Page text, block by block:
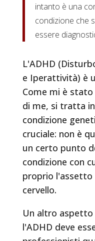
intanto è una
condizione che
essere
L'ADHD
e Iperattività) è
Come mi è
di me, si tratta
condizione
cruciale: non è
un certo punto
condizione con
proprio
cervello.
Un altro
l'ADHD deve